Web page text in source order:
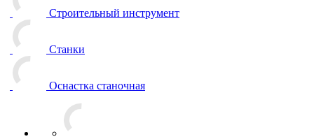
Строительный инструмент
Станки
Оснастка станочная